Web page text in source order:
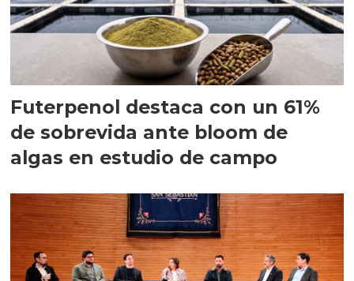
Futerpenol destaca con un 61%
de sobrevida ante bloom de
algas en estudio de campo